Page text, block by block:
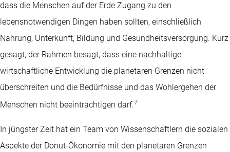
dass die Menschen auf der Erde Zugang zu den
lebensnotwendigen Dingen haben sollten, einschließlich
Nahrung, Unterkunft, Bildung und Gesundheitsversorgung. Kurz
gesagt, der Rahmen besagt, dass eine nachhaltige
wirtschaftliche Entwicklung die planetaren Grenzen nicht
überschreiten und die Bedürfnisse und das Wohlergehen der
Menschen nicht beeinträchtigen darf.7
In jüngster Zeit hat ein Team von Wissenschaftlern die sozialen
Aspekte der Donut-Ökonomie mit den planetaren Grenzen